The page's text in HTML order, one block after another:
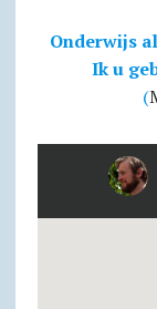
Onderwijs
Ik u
(